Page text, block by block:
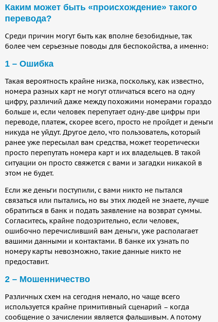
Каким может быть «происхождение» такого
перевода?
Среди причин могут быть как вполне безобидные, так
более чем серьезные поводы для беспокойства, а именно:
1 – Ошибка
Такая вероятность крайне низка, поскольку, как известно,
номера разных карт не могут отличаться всего на одну
цифру, различий даже между похожими номерами гораздо
больше и, если человек перепутает одну-две цифры при
переводе, платеж, скорее всего, просто не пройдет и деньги
никуда не уйдут. Другое дело, что пользователь, который
ранее уже пересылал вам средства, может теоретически
просто перепутать номера карт и их владельцев. В такой
ситуации он просто свяжется с вами и загадки никакой в
этом не будет.
Если же деньги поступили, с вами никто не пытался
связаться или пытались, но вы этих людей не знаете, лучше
обратиться в банк и подать заявление на возврат суммы.
Согласитесь, крайне подозрительно, если человек,
ошибочно перечисливший вам деньги, уже располагает
вашими данными и контактами. В банке их узнать по
номеру карты невозможно, такие данные никто не
предоставит.
2 – Мошенничество
Различных схем на сегодня немало, но чаще всего
используется крайне примитивный сценарий – когда
сообщение о зачислении является фальшивым. А потому